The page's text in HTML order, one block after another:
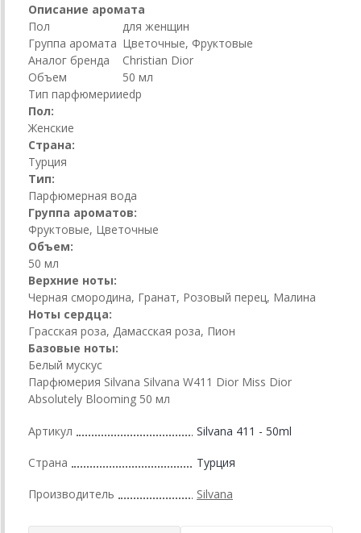
Описание аромата
Пол
для женщин
Группа аромата Цветочные, Фруктовые
Аналог бренда
Christian Dior
Объем
50 мл
Тип парфюмерииedp
Пол:
Женские
Страна:
Турция
Тип:
Парфюмерная вода
Группа ароматов:
Фруктовые, Цветочные
Объем:
50 мл
Верхние ноты:
Черная смородина, Гранат, Розовый перец, Малина
Ноты сердца:
Грасская роза, Дамасская роза, Пион
Базовые ноты:
Белый мускус
Парфюмерия Silvana Silvana W411 Dior Miss Dior
Absolutely Blooming 50 мл
Артикул Silvana 411 - 50ml
Страна Турция
Производитель Silvana